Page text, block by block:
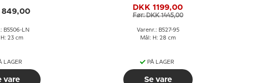
849,00
B5506-LN
H: 23 cm
LAGER
vare
DKK 1199,00
Før: DKK 1445,00
Varenr.: B527-95
Mål: H: 28 cm
PÅ LAGER
Se vare